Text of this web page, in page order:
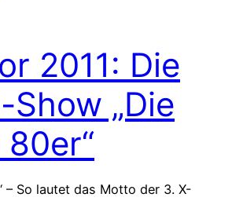
2011: Die
Show „Die
– So lautet das Motto der 3. X-